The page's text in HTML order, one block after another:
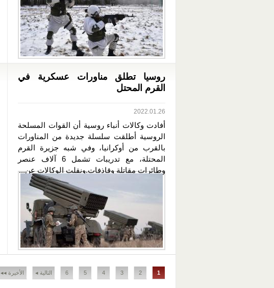
روسيا تطلق مناورات عسكرية في
القرم المحتل
2022.01.26
أفادت وكالات أنباء روسية أن القوات المسلحة
الروسية أطلقت سلسلة جديدة من المناورات
بالقرب من أوكرانيا، وفي شبه جزيرة القرم
المحتلة، مع تدريبات تشمل 6 آلاف عنصر
وطائرات مقاتلة وقاذفات.ونقلت الوكالات عن...
الصفحات
1
2
3
4
5
6 التالية ◂ الأخيرة ◂◂